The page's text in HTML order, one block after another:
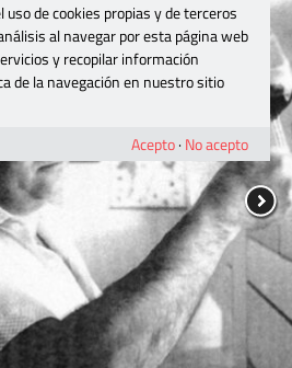
uso de cookies propias y de terceros
al navegar por esta página web
y recopilar información
de la navegación en nuestro sitio
Acepto· No acepto